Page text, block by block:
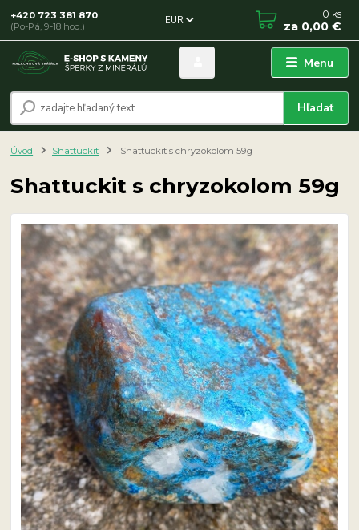
Menu
EUR
Hľadať
+420 723 381 870
(Po-Pá, 9-18 hod.)
0 ks
za 0,00 €
Úvod Shattuckit Shattuckit s chryzokolom 59g
Shattuckit s chryzokolom 59g